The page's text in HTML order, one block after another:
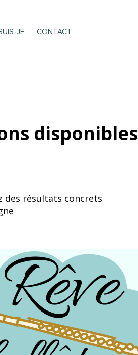
JE CONTACT
disponibles
des résultats concrets